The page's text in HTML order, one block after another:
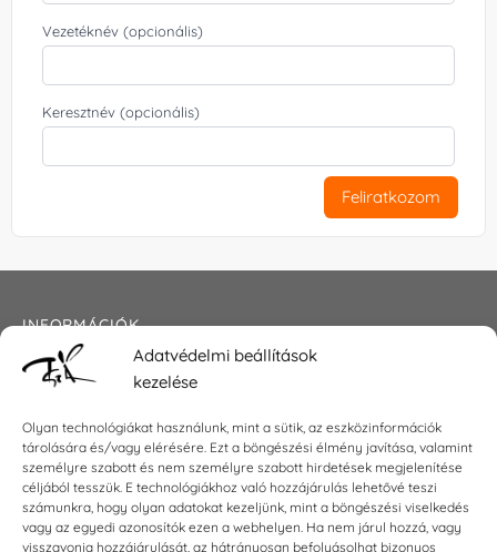
Adatvédelmi beállítások
kezelése
Olyan technológiákat használunk, mint a sütik, az eszközinformációk
tárolására és/vagy elérésére. Ezt a böngészési élmény javítása, valamint
személyre szabott és nem személyre szabott hirdetések megjelenítése
céljából tesszük. E technológiákhoz való hozzájárulás lehetővé teszi
számunkra, hogy olyan adatokat kezeljünk, mint a böngészési viselkedés
vagy az egyedi azonosítók ezen a webhelyen. Ha nem járul hozzá, vagy
visszavonja hozzájárulását, az hátrányosan befolyásolhat bizonyos
Vezetéknév (opcionális)
Keresztnév (opcionális)
Feliratkozom
INFORMÁCIÓK
Általános szerződési feltételek
Impresszum
KAPCSOLAT